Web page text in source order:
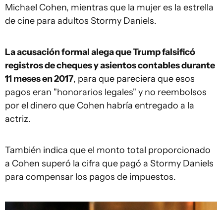
Michael Cohen, mientras que la mujer es la estrella
de cine para adultos Stormy Daniels.
La acusación formal alega que Trump falsificó
registros de cheques y asientos contablesdurante
11 meses en 2017, para que pareciera que esos
pagos eran "honorarios legales" y no reembolsos
por el dinero que Cohen habría entregado a la
actriz.
También indica que el monto total proporcionado
a Cohen superó la cifra que pagó a Stormy Daniels
para compensar los pagos de impuestos.